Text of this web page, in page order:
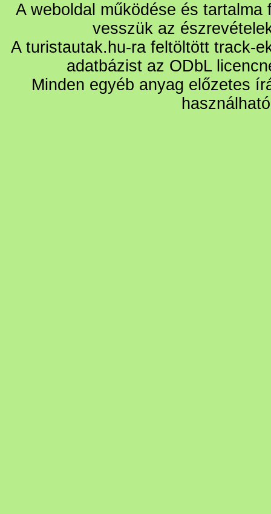
A weboldal működése és
vesszük az
A turistautak.hu-ra feltöltött track-
adatbázist az ODbL
Minden egyéb anyag előzetes